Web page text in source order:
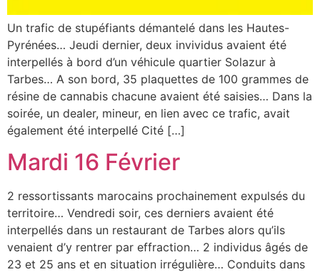
Un trafic de stupéfiants démantelé dans les Hautes-
Pyrénées… Jeudi dernier, deux invividus avaient été
interpellés à bord d’un véhicule quartier Solazur à
Tarbes… A son bord, 35 plaquettes de 100 grammes de
résine de cannabis chacune avaient été saisies… Dans la
soirée, un dealer, mineur, en lien avec ce trafic, avait
également été interpellé Cité […]
Mardi 16 Février
2 ressortissants marocains prochainement expulsés du
territoire… Vendredi soir, ces derniers avaient été
interpellés dans un restaurant de Tarbes alors qu’ils
venaient d’y rentrer par effraction… 2 individus âgés de
23 et 25 ans et en situation irrégulière… Conduits dans